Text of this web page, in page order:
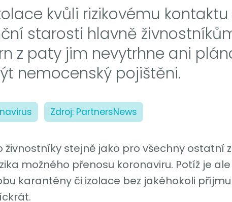
kvůli rizikovému
starosti hlavně
z paty jim nevytrhne ani
nemocenský pojištěni.
Zdroj: PartnersNews
stejně jako pro všechny ostatní
možného přenosu koronaviru. Potíž je
karantény či izolace bez jakéhokoli